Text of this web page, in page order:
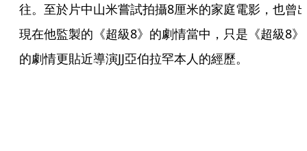
往。至於片中山米嘗試拍攝8厘米的家庭電影，也曾
現在他監製的《超級8》的劇情當中，只是《超級8》
的劇情更貼近導演JJ亞伯拉罕本人的經歷。